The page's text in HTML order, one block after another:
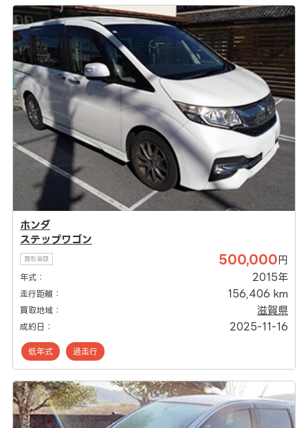
ホンダ
ステップワゴン
買取金額 500,000 円
年式： 2015年
走行距離： 156,406 km
買取地域： 滋賀県
成約日： 2025-11-16
低年式 過走行